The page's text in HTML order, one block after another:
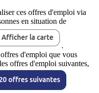
ces offres d'emploi via
en situation de
.
d'emploi que vous
offres d'emploi suivantes,